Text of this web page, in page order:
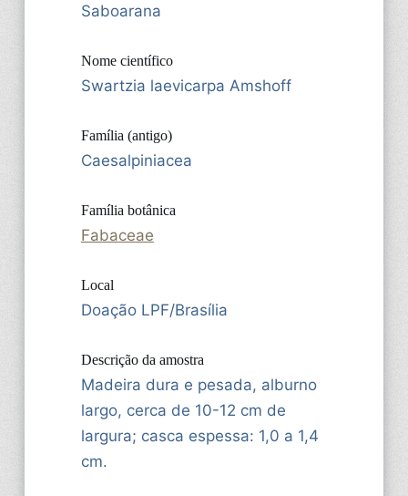
Saboarana
Nome científico
Swartzia laevicarpa Amshoff
Família (antigo)
Caesalpiniacea
Família botânica
Fabaceae
Local
Doação LPF/Brasília
Descrição da amostra
Madeira dura e pesada, alburno
largo, cerca de 10-12 cm de
largura; casca espessa: 1,0 a 1,4
cm.